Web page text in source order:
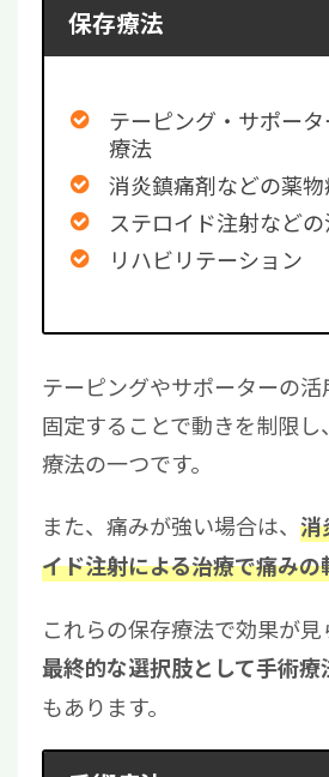
保存療法
テーピング・サポー
療法
消炎鎮痛剤などの薬
ステロイド注射など
リハビリテーション
テーピングやサポーターの
固定することで動きを制限
療法の一つです。
また、痛みが強い場合は、 消
イド注射による治療で痛みの
これらの保存療法で効果が見
最終的な選択肢として手術療
もあります。